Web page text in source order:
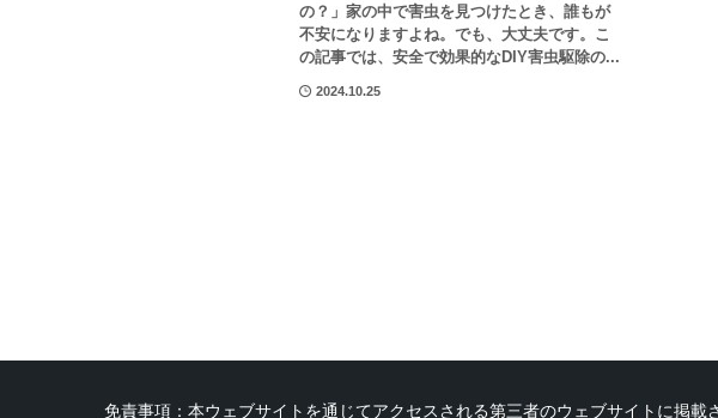
の？」家の中で害虫を見つけたとき、誰もが
不安になりますよね。でも、大丈夫です。こ
の記事では、安全で効果的なDIY害虫駆除の...
2024.10.25
免責事項：本ウェブサイトを通じてアクセスされる第三者のウェブサイトに掲